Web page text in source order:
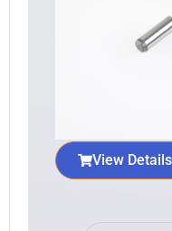
View Details